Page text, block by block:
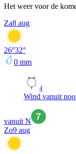
Het weer voor de
Za8 aug
26°32°
0 mm
4
Wind vanuit
vanuit N
Zo9 aug